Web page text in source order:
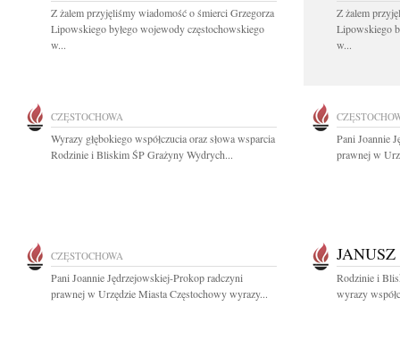
Z żalem przyjęliśmy wiadomość o śmierci Grzegorza
Lipowskiego byłego wojewody częstochowskiego
w...
Z żalem
Lipowskiego
w...
CZĘSTOCHOWA
Wyrazy głębokiego współczucia oraz słowa wsparcia
Rodzinie i Bliskim ŚP Grażyny Wydrych...
Pani Joannie
prawnej w
CZĘSTOCHOWA
Pani Joannie Jędrzejowskiej-Prokop radczyni
prawnej w Urzędzie Miasta Częstochowy wyrazy...
Rodzinie i
wyrazy